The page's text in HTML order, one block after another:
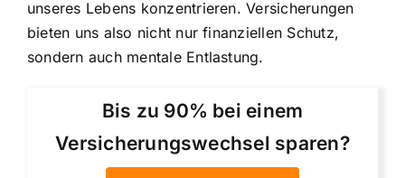
unseres Lebens konzentrieren. Versicherungen
bieten uns also nicht nur finanziellen Schutz,
sondern auch mentale Entlastung.
Bis zu 90% bei einem
Versicherungswechsel sparen?